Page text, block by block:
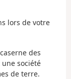
lors de votre
des
société
de terre.